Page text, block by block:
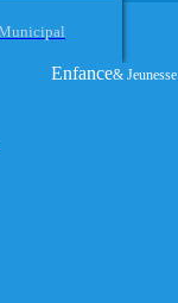
Enfance& Jeunesse